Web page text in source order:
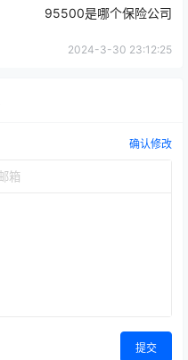
95500是哪个保险公司
2024-3-30 23:12:25
确认修改
提交